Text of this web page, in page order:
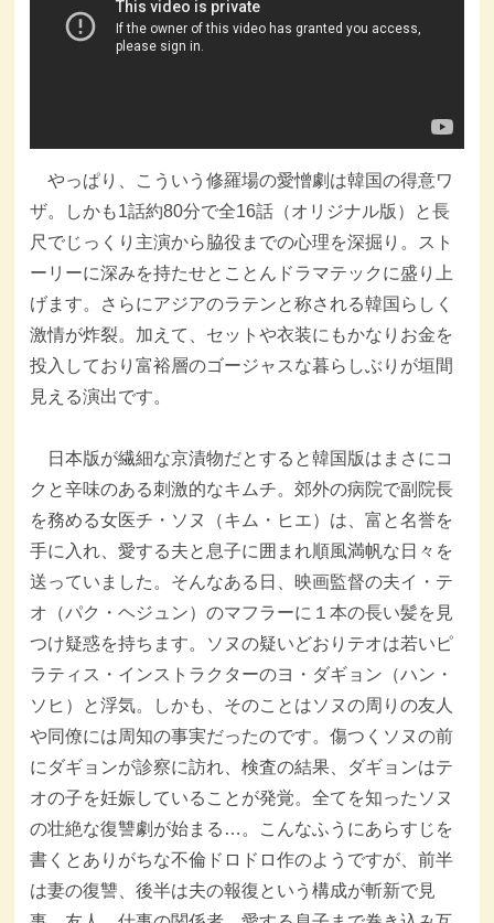
やっぱり、こういう修羅場の愛憎劇は韓国の得意ワ
ザ。しかも1話約80分で全16話（オリジナル版）と長
尺でじっくり主演から脇役までの心理を深掘り。スト
ーリーに深みを持たせとことんドラマテックに盛り上
げます。さらにアジアのラテンと称される韓国らしく
激情が炸裂。加えて、セットや衣装にもかなりお金を
投入しており富裕層のゴージャスな暮らしぶりが垣間
見える演出です。
日本版が繊細な京漬物だとすると韓国版はまさにコ
クと辛味のある刺激的なキムチ。郊外の病院で副院長
を務める女医チ・ソヌ（キム・ヒエ）は、富と名誉を
手に入れ、愛する夫と息子に囲まれ順風満帆な日々を
送っていました。そんなある日、映画監督の夫イ・テ
オ（パク・ヘジュン）のマフラーに１本の長い髪を見
つけ疑惑を持ちます。ソヌの疑いどおりテオは若いピ
ラティス・インストラクターのヨ・ダギョン（ハン・
ソヒ）と浮気。しかも、そのことはソヌの周りの友人
や同僚には周知の事実だったのです。傷つくソヌの前
にダギョンが診察に訪れ、検査の結果、ダギョンはテ
オの子を妊娠していることが発覚。全てを知ったソヌ
の壮絶な復讐劇が始まる…。こんなふうにあらすじを
書くとありがちな不倫ドロドロ作のようですが、前半
は妻の復讐、後半は夫の報復という構成が斬新で見